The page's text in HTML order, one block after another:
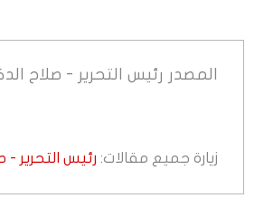
المصدر رئيس التحرير - صلاح
زيارة جميع مقالات: رئيس التحرير -